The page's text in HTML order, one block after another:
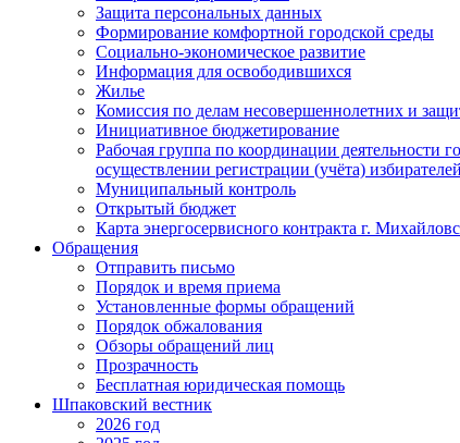
Защита персональных данных
Формирование комфортной городской среды
Социально-экономическое развитие
Информация для освободившихся
Жилье
Комиссия по делам несовершеннолетних и
Инициативное бюджетирование
Рабочая группа по координации деятельности
осуществлении регистрации (учёта) избирателей
Муниципальный контроль
Открытый бюджет
Карта энергосервисного контракта г.
Обращения
Отправить письмо
Порядок и время приема
Установленные формы обращений
Порядок обжалования
Обзоры обращений лиц
Прозрачность
Бесплатная юридическая помощь
Шпаковский вестник
2026 год